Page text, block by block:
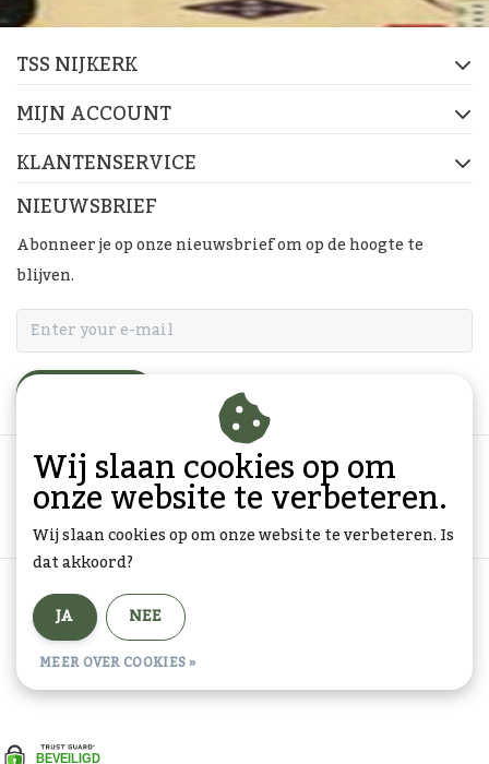
TSS NIJKERK
MIJN ACCOUNT
KLANTENSERVICE
NIEUWSBRIEF
Abonneer je op onze nieuwsbrief om op de hoogte te
blijven.
Algemene voorwaarden
© Copyright 2026 - Goedkope-Ansichtkaarten.nl | Realisatie
Media
Wij slaan cookies op om
onze website te verbeteren.
Wij slaan cookies op om onze website te verbeteren. Is
dat akkoord?
JA
NEE
MEER OVER COOKIES »